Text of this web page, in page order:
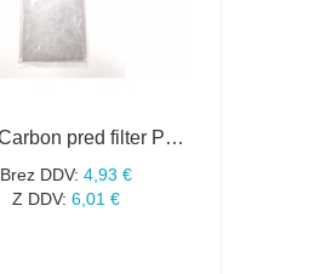
ESAB Carbon pred filter PK 5 0700002317 za SENTINEL A50 AIR
Brez DDV: 4,93 €
Z DDV: 6,01 €